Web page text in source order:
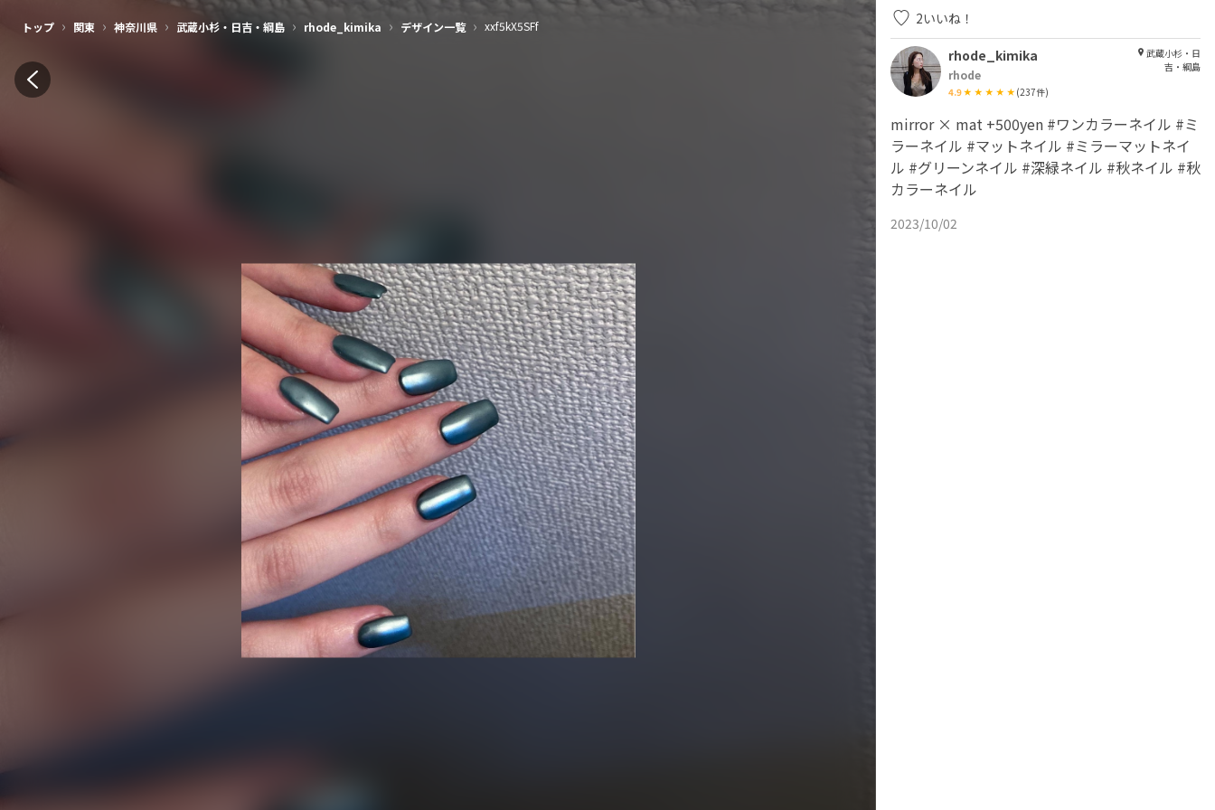
トップ › 関東 › 神奈川県 › 武蔵小杉・日吉・綱島 › rhode_kimika › デザイン一覧 › xxf5kX5SFf 2いいね！
rhode_kimika
rhode
4.9 (237件)
武蔵小杉・日
吉・綱島
mirror × mat +500yen #ワンカラーネイル #ミ
ラーネイル #マットネイル #ミラーマットネイ
ル #グリーンネイル #深緑ネイル #秋ネイル #秋
カラーネイル
2023/10/02
美容師・ネイリスト・アイリストの集客アプリ | ネイリービューティー（Nailie Beauty）